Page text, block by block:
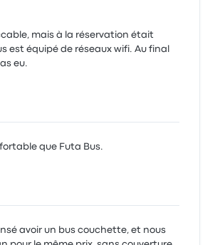
mais à la réservation était
est équipé de réseaux wifi. Au final
eu.
que Futa Bus.
avoir un bus couchette, et nous